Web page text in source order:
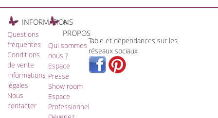
INFORMATIONS
Questions
fréquentes
Conditions
de vente
Informations
légales
Nous
contacter
A
PROPOS
Qui sommes
nous ?
Espace
Presse
Show room
Espace
Professionnel
Table et dépendances sur les
réseaux sociaux